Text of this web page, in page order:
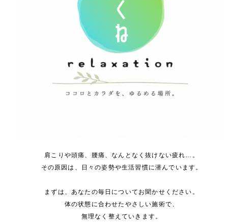
肩こりや頭痛、腰痛、なんとなく抜けない疲れ…。
その原因は、日々の姿勢や生活習慣に潜んでいます。
まずは、あなたの毎日についてお聞かせください。
体の状態に合わせたやさしい施術で、
無理なく整えていきます。